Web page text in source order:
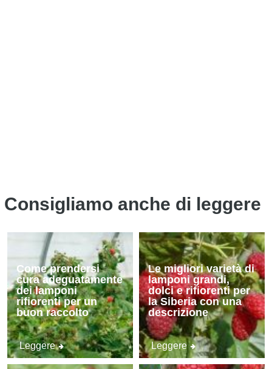
Consigliamo anche di leggere
Come prendersi
cura adeguatamente
dei lamponi
rifiorenti per un
buon raccolto
Leggere
Le migliori varietà di
lamponi grandi,
dolci e rifiorenti per
la Siberia con una
descrizione
Leggere